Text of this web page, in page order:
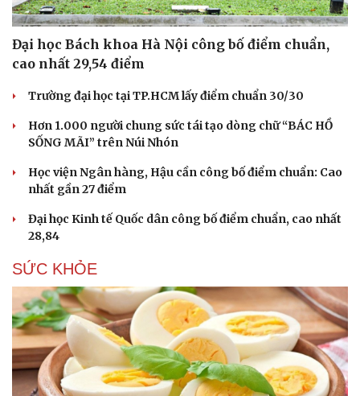
Đại học Bách khoa Hà Nội công bố điểm chuẩn,
cao nhất 29,54 điểm
Trường đại học tại TP.HCM lấy điểm chuẩn 30/30
Hơn 1.000 người chung sức tái tạo dòng chữ “BÁC HỒ
SỐNG MÃI” trên Núi Nhón
Học viện Ngân hàng, Hậu cần công bố điểm chuẩn: Cao
nhất gần 27 điểm
Đại học Kinh tế Quốc dân công bố điểm chuẩn, cao nhất
28,84
SỨC KHỎE